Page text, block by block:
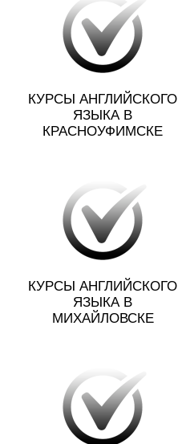
КУРСЫ АНГЛИЙСКОГО
ЯЗЫКА В
КРАСНОУФИМСКЕ
КУРСЫ АНГЛИЙСКОГО
ЯЗЫКА В
МИХАЙЛОВСКЕ